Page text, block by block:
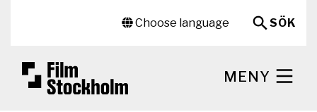
Choose language
SÖK
MENY